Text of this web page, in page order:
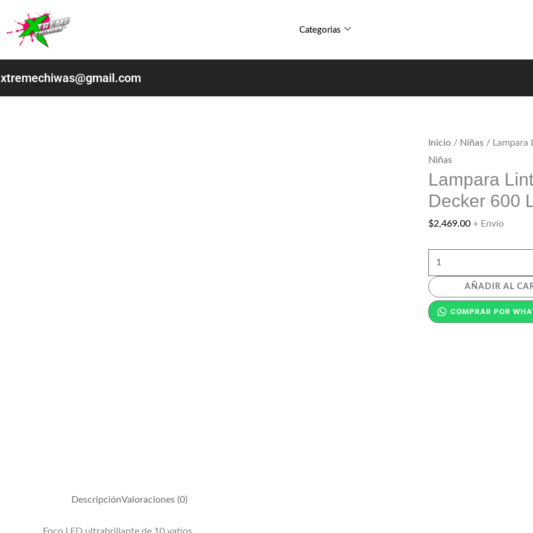
contenido
Categorias
xtremechiwas@gmail.com
Inicio / Niñas / Lampara
Niñas
Lampara
Decker 600
$2,469.00 + Envío
Black
Xtreme
cantidad
AÑADIR AL
COMPRAR POR
DescripciónValoraciones (0)
600
Xtreme